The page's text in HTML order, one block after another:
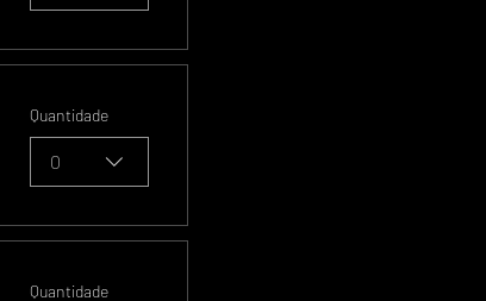
Quantidade
0
Quantidade